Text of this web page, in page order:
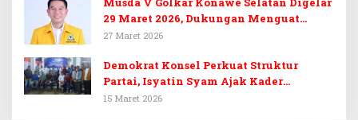
29 Maret 2026, Dukungan Menguat
untuk Irham Kalenggo
27 Maret 2026
Demokrat Konsel Perkuat Struktur
Partai, Isyatin Syam Ajak Kader
Kembalikan Kejayaan
15 Maret 2026